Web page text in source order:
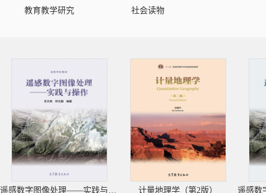
教育教学研究 社会读物
遥感数字图像处理——实践与操作
计量地理学（第2版）